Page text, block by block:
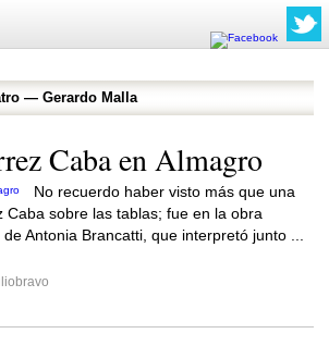
— Gerardo Malla
Caba en Almagro
No recuerdo haber visto más que una
Caba sobre las tablas; fue en la obra
Antonia Brancatti, que interpretó junto ...